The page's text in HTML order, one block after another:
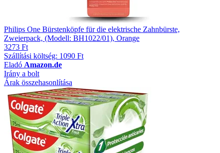
Philips One Bürstenköpfe für die elektrische Zahnbürste,
Zweierpack, (Modell: BH1022/01), Orange
3273 Ft
Szállítási költség: 1090 Ft
Eladó Amazon.de
Irány a bolt
Árak összehasonlítása